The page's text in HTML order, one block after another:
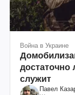
Война в Украине
достаточно
служит
Павел